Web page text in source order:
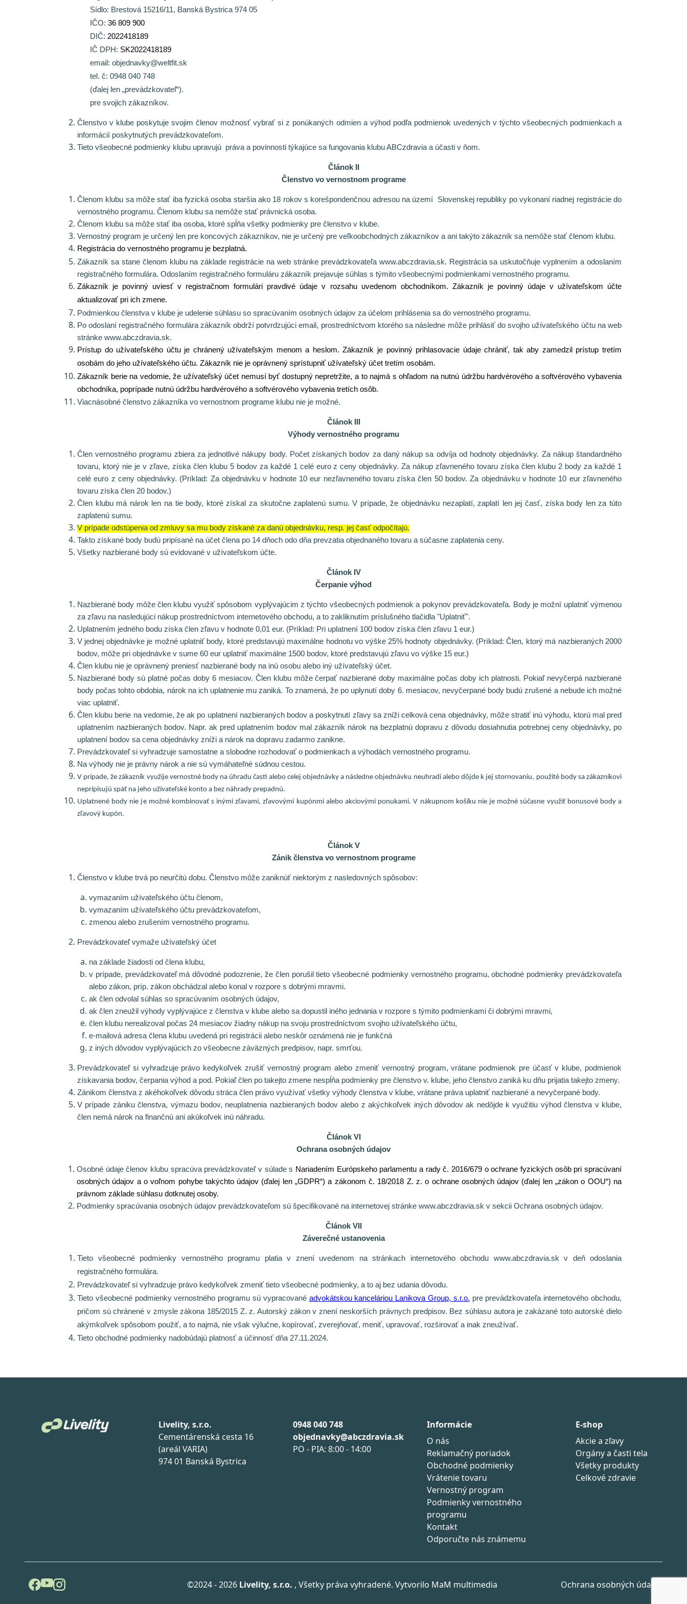
Sídlo: Brestová 15216/11, Banská Bystrica 974 05
IČO: 36 809 900
DIČ: 2022418189
IČ DPH: SK2022418189
email: objednavky@weltfit.sk
tel. č: 0948 040 748
(ďalej len „prevádzkovateľ“).
pre svojich zákazníkov.
Členstvo v klube poskytuje svojim členov možnosť vybrať si z ponúkaných odmien a výhod podľa podmienok uvedených v týchto všeobecných podmienkach a
informácií poskytnutých prevádzkovateľom.
Tieto všeobecné podmienky klubu upravujú práva a povinnosti týkajúce sa fungovania klubu ABCzdravia a účasti v ňom.
Článok II
Členstvo vo vernostnom programe
Členom klubu sa môže stať iba fyzická osoba staršia ako 18 rokov s korešpondenčnou adresou na území Slovenskej republiky po vykonaní riadnej registrácie do
vernostného programu. Členom klubu sa nemôže stať právnická osoba.
Členom klubu sa môže stať iba osoba, ktoré spĺňa všetky podmienky pre členstvo v klube.
Vernostný program je určený len pre koncových zákazníkov, nie je určený pre veľkoobchodných zákazníkov a ani takýto zákazník sa nemôže stať členom klubu.
Registrácia do vernostného programu je bezplatná.
Zákazník sa stane členom klubu na základe registrácie na web stránke prevádzkovateľa www.abczdravia.sk. Registrácia sa uskutočňuje vyplnením a odoslaním
registračného formulára. Odoslaním registračného formuláru zákazník prejavuje súhlas s týmito všeobecnými podmienkami vernostného programu.
Zákazník je povinný uviesť v registračnom formulári pravdivé údaje v rozsahu uvedenom obchodníkom. Zákazník je povinný údaje v užívateľskom účte
aktualizovať pri ich zmene.
Podmienkou členstva v klube je udelenie súhlasu so spracúvaním osobných údajov za účelom prihlásenia sa do vernostného programu.
Po odoslaní registračného formulára zákazník obdrží potvrdzujúci email, prostredníctvom ktorého sa následne môže prihlásiť do svojho užívateľského účtu na web
stránke www.abczdravia.sk.
Prístup do užívateľského účtu je chránený užívateľským menom a heslom. Zákazník je povinný prihlasovacie údaje chrániť, tak aby zamedzil prístup tretím
osobám do jeho užívateľského účtu. Zákazník nie je oprávnený sprístupniť užívateľský účet tretím osobám.
Zákazník berie na vedomie, že užívateľský účet nemusí byť dostupný nepretržite, a to najmä s ohľadom na nutnú údržbu hardvérového a softvérového vybavenia
obchodníka, poprípade nutnú údržbu hardvérového a softvérového vybavenia tretích osôb.
Viacnásobné členstvo zákazníka vo vernostnom programe klubu nie je možné.
Článok III
Výhody vernostného programu
Člen vernostného programu zbiera za jednotlivé nákupy body. Počet získaných bodov za daný nákup sa odvíja od hodnoty objednávky. Za nákup štandardného
tovaru, ktorý nie je v zľave, získa člen klubu 5 bodov za každé 1 celé euro z ceny objednávky. Za nákup zľavneného tovaru získa člen klubu 2 bodyza každé 1
celé euro z ceny objednávky. (Príklad: Za objednávku v hodnote 10 eur nezľavneného tovaru získa člen 50 bodov. Za objednávku v hodnote 10 eur zľavneného
tovaru získa člen 20 bodov.)
Člen klubu má nárok len na tie body, ktoré získal za skutočne zaplatenú sumu. V prípade, že objednávku nezaplatí, zaplatí len jej časť, získa body len za túto
zaplatenú sumu.
V prípade odstúpenia od zmluvy sa mu body získané za danú objednávku, resp. jej časť odpočítajú.
Takto získané body budú pripísané na účet člena po 14 dňoch odo dňa prevzatia objednaného tovaru a súčasne zaplatenia ceny.
Všetky nazbierané body sú evidované v užívateľskom účte.
Článok IV
Čerpanie výhod
Nazbierané body môže člen klubu využiť spôsobom vyplývajúcim z týchto všeobecných podmienok a pokynov prevádzkovateľa. Body je možní uplatniť výmenou
za zľavu na nasledujúci nákup prostredníctvom internetového obchodu, a to zakliknutím príslušného tlačidla "Uplatniť".
Uplatnením jedného bodu získa člen zľavu v hodnote 0,01 eur. (Príklad: Pri uplatnení 100 bodov získa člen zľavu 1 eur.)
V jednej objednávke je možné uplatniť body, ktoré predstavujú maximálne hodnotu vo výške 25% hodnoty objednávky. (Príklad: Člen, ktorý má nazbieraných 2000
bodov, môže pri objednávke v sume 60 eur uplatniť maximálne 1500 bodov, ktoré predstavujú zľavu vo výške 15 eur.)
Člen klubu nie je oprávnený preniesť nazbierané body na inú osobu alebo iný užívateľský účet.
Nazbierané body sú platné počas doby 6 mesiacov. Člen klubu môže čerpať nazbierané doby maximálne počas doby ich platnosti. Pokiaľ nevyčerpá nazbierané
body počas tohto obdobia, nárok na ich uplatnenie mu zaniká. To znamená, že po uplynutí doby 6. mesiacov, nevyčerpané body budú zrušené a nebude ich možné
viac uplatniť.
Člen klubu berie na vedomie, že ak po uplatnení nazbieraných bodov a poskytnutí zľavy sa zníži celková cena objednávky, môže stratiť inú výhodu, ktorú mal pred
uplatnením nazbieraných bodov. Napr. ak pred uplatnením bodov mal zákazník nárok na bezplatnú dopravu z dôvodu dosiahnutia potrebnej ceny objednávky, po
uplatnení bodov sa cena objednávky zníži a nárok na dopravu zadarmo zanikne.
Prevádzkovateľ si vyhradzuje samostatne a slobodne rozhodovať o podmienkach a výhodách vernostného programu.
Na výhody nie je právny nárok a nie sú vymáhateľné súdnou cestou.
V prípade, že zákazník využije vernostné body na úhradu časti alebo celej objednávky a následne objednávku neuhradí alebo dôjde k jej stornovaniu, použité body sa zákazníkovi
nepripisujú späť na jeho užívateľské konto a bez náhrady prepadnú.
Uplatnené body nie je možné kombinovať s inými zľavami, zľavovými kupónmi alebo akciovými ponukami. V nákupnom košíku nie je možné súčasne využiť bonusové body a
zľavový kupón.
Článok V
Zánik členstva vo vernostnom programe
Členstvo v klube trvá po neurčitú dobu. Členstvo môže zaniknúť niektorým z nasledovných spôsobov:
vymazaním užívateľského účtu členom,
vymazaním užívateľského účtu prevádzkovateľom,
zmenou alebo zrušením vernostného programu.
Prevádzkovateľ vymaže užívateľský účet
na základe žiadosti od člena klubu,
v prípade, prevádzkovateľ má dôvodné podozrenie, že člen porušil tieto všeobecné podmienky vernostného programu, obchodné podmienky prevádzkovateľa
alebo zákon, príp. zákon obchádzal alebo konal v rozpore s dobrými mravmi.
ak člen odvolal súhlas so spracúvaním osobných údajov,
ak člen zneužil výhody vyplývajúce z členstva v klube alebo sa dopustil iného jednania v rozpore s týmito podmienkami či dobrými mravmi,
člen klubu nerealizoval počas 24 mesiacov žiadny nákup na svoju prostredníctvom svojho užívateľského účtu,
e-mailová adresa člena klubu uvedená pri registrácii alebo neskôr oznámená nie je funkčná
z iných dôvodov vyplývajúcich zo všeobecne záväzných predpisov, napr. smrťou.
Prevádzkovateľ si vyhradzuje právo kedykoľvek zrušiť vernostný program alebo zmeniť vernostný program, vrátane podmienok pre účasť v klube, podmienok
získavania bodov, čerpania výhod a pod. Pokiaľ člen po takejto zmene nespĺňa podmienky pre členstvo v. klube, jeho členstvo zaniká ku dňu prijatia takejto zmeny.
Zánikom členstva z akéhokoľvek dôvodu stráca člen právo využívať všetky výhody členstva v klube, vrátane práva uplatniť nazbierané a nevyčerpané body.
V prípade zániku členstva, výmazu bodov, neuplatnenia nazbieraných bodov alebo z akýchkoľvek iných dôvodov ak nedôjde k využitiu výhod členstva v klube,
člen nemá nárok na finančnú ani akúkoľvek inú náhradu.
Článok VI
Ochrana osobných údajov
Osobné údaje členov klubu spracúva prevádzkovateľ v súlade s Nariadením Európskeho parlamentu a rady č. 2016/679 o ochrane fyzických osôb pri spracúvaní
osobných údajov a o voľnom pohybe takýchto údajov (ďalej len „GDPR“) a zákonom č. 18/2018 Z. z. o ochrane osobných údajov (ďalej len „zákon o OOU“) na
právnom základe súhlasu dotknutej osoby.
Podmienky spracúvania osobných údajov prevádzkovateľom sú špecifikované na internetovej stránke www.abczdravia.sk v sekcii Ochrana osobných údajov.
Článok VII
Záverečné ustanovenia
Tieto všeobecné podmienky vernostného programu platia v znení uvedenom na stránkach internetového obchodu www.abczdravia.sk v deň odoslania
registračného formulára.
Prevádzkovateľ si vyhradzuje právo kedykoľvek zmeniť tieto všeobecné podmienky, a to aj bez udania dôvodu.
Tieto všeobecné podmienky vernostného programu sú vypracované advokátskou kanceláriou Lanikova Group, s.r.o. pre prevádzkovateľa internetového obchodu,
pričom sú chránené v zmysle zákona 185/2015 Z. z. Autorský zákon v znení neskorších právnych predpisov. Bez súhlasu autora je zakázané toto autorské dielo
akýmkoľvek spôsobom použiť, a to najmä, nie však výlučne, kopírovať, zverejňovať, meniť, upravovať, rozširovať a inak zneužívať.
Tieto obchodné podmienky nadobúdajú platnosť a účinnosť dňa 27.11.2024.
Livelity, s.r.o.
Cementárenská cesta 16
(areál VARIA)
974 01 Banská Bystrica
0948 040 748
objednavky@abczdravia.sk
PO - PIA: 8:00 - 14:00
Informácie
O nás
Reklamačný poriadok
Obchodné podmienky
Vrátenie tovaru
Vernostný program
Podmienky vernostného
programu
Kontakt
Odporučte nás známemu
E-shop
Akcie a zľavy
Orgány a časti tela
Všetky produkty
Celkové zdravie
©2024 - 2026 Livelity, s.r.o. , Všetky práva vyhradené. Vytvorilo MaM multimedia Ochrana osobných údajov